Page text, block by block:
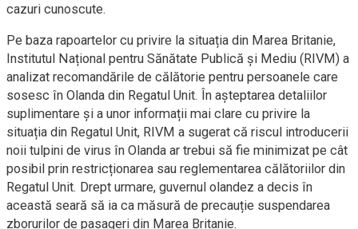
cazuri cunoscute.
Pe baza rapoartelor cu privire la situația din Marea Britanie,
Institutul Național pentru Sănătate Publică și Mediu (RIVM) a
analizat recomandările de călătorie pentru persoanele care
sosesc în Olanda din Regatul Unit. În așteptarea detaliilor
suplimentare și a unor informații mai clare cu privire la
situația din Regatul Unit, RIVM a sugerat că riscul introducerii
noii tulpini de virus în Olanda ar trebui să fie minimizat pe cât
posibil prin restricționarea sau reglementarea călătoriilor din
Regatul Unit. Drept urmare, guvernul olandez a decis în
această seară să ia ca măsură de precauție suspendarea
zborurilor de pasageri din Marea Britanie.